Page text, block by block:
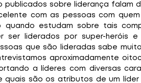
publicados sobre liderança falam
com as pessoas com
quando estudam sobre tais
ser liderados por super-heróis
que são lideradas sabe
aproximadamente
a líderes com diversas
quais são os atributos de um líder